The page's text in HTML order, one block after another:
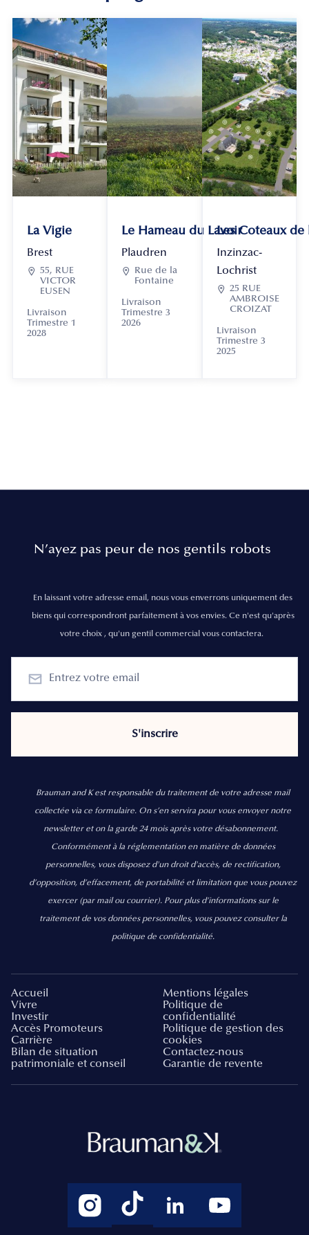
La Vigie
Brest
 55, RUE
VICTOR
EUSEN
Livraison
Trimestre 1
2028
Le Hameau du Lavoir
Plaudren

Rue de la
Fontaine
Livraison
Trimestre 3
2026
Les Coteaux
Inzinzac-
Lochrist
 25 RUE
AMBROISE
CROIZAT
Livraison
Trimestre 3
2025
N’ayez pas peur de nos gentils robots
En laissant votre adresse email, nous vous enverrons uniquement des
biens qui correspondront parfaitement à vos envies. Ce n'est qu'après
votre choix , qu'un gentil commercial vous contactera.
Brauman and K est responsable du traitement de votre adresse mail
collectée via ce formulaire. On s’en servira pour vous envoyer notre
newsletter et on la garde 24 mois après votre désabonnement.
Conformément à la réglementation en matière de données
personnelles, vous disposez d'un droit d'accès, de rectification,
d’opposition, d’effacement, de portabilité et limitation que vous pouvez
exercer (par mail ou courrier). Pour plus d’informations sur le
traitement de vos données personnelles, vous pouvez consulter la
politique de confidentialité.
Accueil
Vivre
Investir
Accès Promoteurs
Carrière
Bilan de situation
patrimoniale et conseil
Mentions légales
Politique de
confidentialité
Politique de gestion des
cookies
Contactez-nous
Garantie de revente